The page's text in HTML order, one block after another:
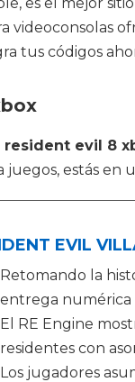
tus códigos
resident evil 8
estás en
EVIL
Retomando la
entrega numérica
El RE Engine
residentes con
Los jugadores